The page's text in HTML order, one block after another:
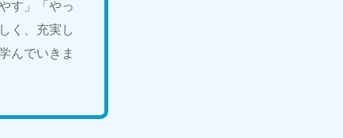
す」「やっ
く、充実し
んでいきま